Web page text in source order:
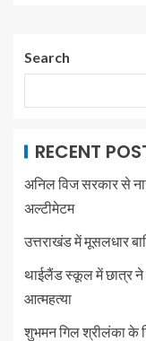
Search
RECENT
अनिल विज सरकार से
अल्टीमेटम
उत्तराखंड में मूसलधार
थाईलैंड स्कूल में छात्र ने
आत्महत्या
शुभमन गिल श्रीलंका के